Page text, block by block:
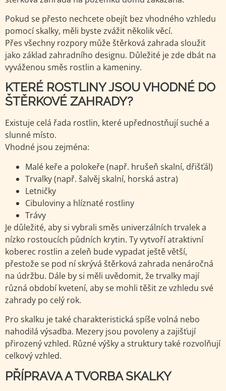
Pokud se přesto nechcete obejít bez vhodného vzhledu
pomocí skalky, měli byste zvážit několik věcí.
Přes všechny rozpory může štěrková zahrada sloužit
jako základ zahradního designu. Důležité je zde dbát na
vyváženou směs rostlin a kameniny.
KTERÉ ROSTLINY JSOU VHODNÉ DO
ŠTĚRKOVÉ ZAHRADY?
Existuje celá řada rostlin, které upřednostňují suché a
slunné místo.
Vhodné jsou zejména:
Malé keře a polokeře (např. hrušeň skalní, dřišťál)
Trvalky (např. šalvěj skalní, horská astra)
Letničky
Cibuloviny a hlíznaté rostliny
Trávy
Je důležité, aby si vybrali směs univerzálních trvalek a
nízko rostoucích půdních krytin. Ty vytvoří atraktivní
koberec rostlin a zeleň bude vypadat ještě větší,
přestože se pod ní skrývá štěrková zahrada nenáročná
na údržbu. Dále by si měli uvědomit, že trvalky mají
různá období kvetení, aby se mohli těšit ze vzhledu své
zahrady po celý rok.
Pro skalku je také charakteristická spíše volná nebo
nahodilá výsadba. Mezery jsou povoleny a zajišťují
přirozený vzhled. Různé výšky a struktury také rozvolňují
celkový vzhled.
PŘÍPRAVA A TVORBA SKALKY